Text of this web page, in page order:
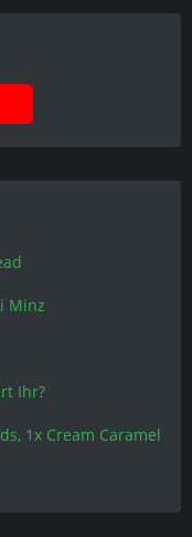
Minz
Ihr?
1x Cream Caramel